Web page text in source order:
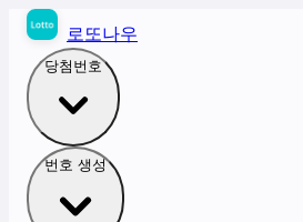
로또나우
당첨번호
번호 생성